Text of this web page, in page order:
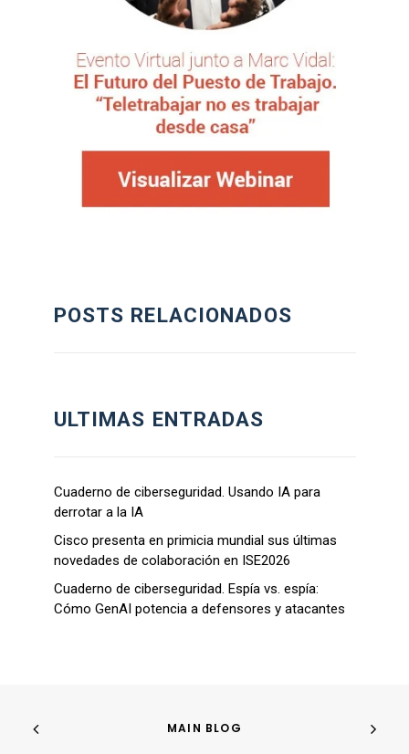
POSTS RELACIONADOS
ULTIMAS ENTRADAS
Cuaderno de ciberseguridad. Usando IA para
derrotar a la IA
Cisco presenta en primicia mundial sus últimas
novedades de colaboración en ISE2026
Cuaderno de ciberseguridad. Espía vs. espía:
Cómo GenAI potencia a defensores y atacantes
MAIN BLOG